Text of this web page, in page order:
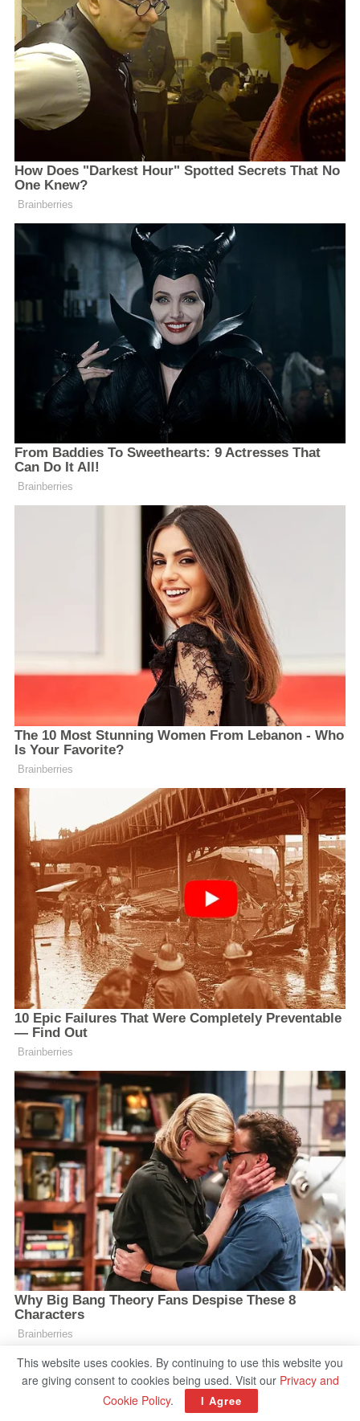
This website uses cookies. By continuing to use this website you
are giving consent to cookies being used. Visit our Privacy and
Cookie Policy. I Agree